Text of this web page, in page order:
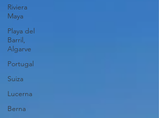
Riviera
Maya
Playa del
Barril,
Algarve
Portugal
Suiza
Lucerna
Berna